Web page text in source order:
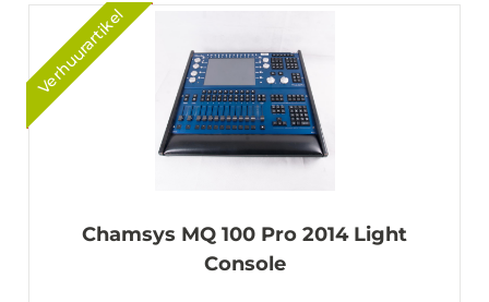
Chamsys MQ 100 Pro 2014 Light
Console
Verhuurartikel